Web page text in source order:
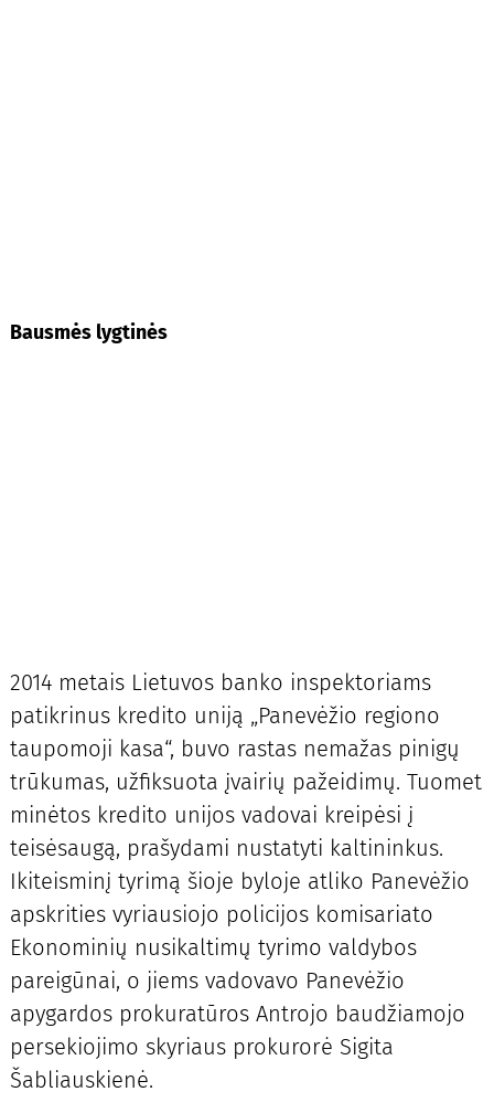
Bausmės lygtinės
2014 metais Lietuvos banko inspektoriams
patikrinus kredito uniją „Panevėžio regiono
taupomoji kasa“, buvo rastas nemažas pinigų
trūkumas, užfiksuota įvairių pažeidimų. Tuomet
minėtos kredito unijos vadovai kreipėsi į
teisėsaugą, prašydami nustatyti kaltininkus.
Ikiteisminį tyrimą šioje byloje atliko Panevėžio
apskrities vyriausiojo policijos komisariato
Ekonominių nusikaltimų tyrimo valdybos
pareigūnai, o jiems vadovavo Panevėžio
apygardos prokuratūros Antrojo baudžiamojo
persekiojimo skyriaus prokurorė Sigita
Šabliauskienė.